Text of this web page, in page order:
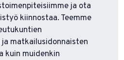
ja ota
kiinnostaa. Teemme
matkailusidonnaisten
kuin muidenkin